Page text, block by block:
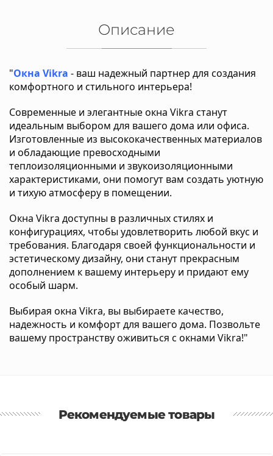
Описание
"Окна Vikra - ваш надежный партнер для создания
комфортного и стильного интерьера!
Современные и элегантные окна Vikra станут
идеальным выбором для вашего дома или офиса.
Изготовленные из высококачественных материалов
и обладающие превосходными
теплоизоляционными и звукоизоляционными
характеристиками, они помогут вам создать уютную
и тихую атмосферу в помещении.
Окна Vikra доступны в различных стилях и
конфигурациях, чтобы удовлетворить любой вкус и
требования. Благодаря своей функциональности и
эстетическому дизайну, они станут прекрасным
дополнением к вашему интерьеру и придают ему
особый шарм.
Выбирая окна Vikra, вы выбираете качество,
надежность и комфорт для вашего дома. Позвольте
вашему пространству оживиться с окнами Vikra!"
Рекомендуемые товары